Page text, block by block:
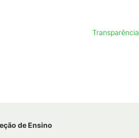
Transparência
de Ensino